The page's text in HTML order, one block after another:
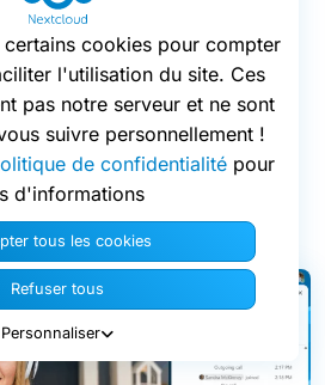
d’appel dans
les commandes d’appel
Changer de fond d’écran ou
qu’à un clic.
de conception plus poussé
ainsi que dans la barre latérale
cookies pour compter
l'utilisation du site. Ces
pas notre serveur et ne sont
suivre personnellement !
de confidentialité pour
d'informations
tous les cookies
Refuser tous
Personnaliser